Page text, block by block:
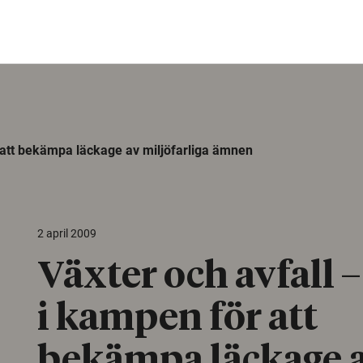
bekämpa läckage av miljöfarliga ämnen
2 april 2009
Växter och avfall
i kampen för att